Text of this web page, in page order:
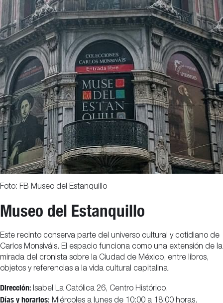
Foto: FB Museo del Estanquillo
Museo del Estanquillo
Este recinto conserva parte del universo cultural y cotidiano de
Carlos Monsiváis. El espacio funciona como una extensión de la
mirada del cronista sobre la Ciudad de México, entre libros,
objetos y referencias a la vida cultural capitalina.
Dirección: Isabel La Católica 26, Centro Histórico.
Días y horarios: Miércoles a lunes de 10:00 a 18:00 horas.